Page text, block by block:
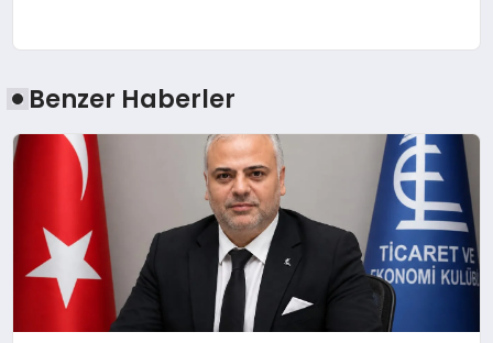
Benzer Haberler